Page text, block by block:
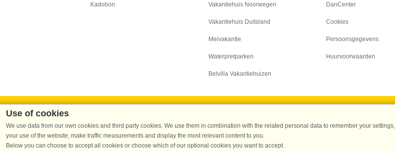
Kadobon Vakantiehuis Noorwegen
Vakantiehuis Duitsland
Meivakantie
Waterpretparken
Belvilla Vakantiehuizen
DanCenter
Cookies
Persoonsgegevens
Huurvoorwaarden
Tel.: +45 70 13 00 00 - Fax.: +45 70 13 70 70 - CVR:
Danske Bank Copenhagen - IBAN: DK35 3000 4073 0424 53 - BIC/
Use of cookies
We use data from our own cookies and third party cookies. We use them in combination with the related personal data to remember your
your use of the website, make traffic measurements and display the most relevant content to you.
Below you can choose to accept all cookies or choose which of our optional cookies you want to accept.